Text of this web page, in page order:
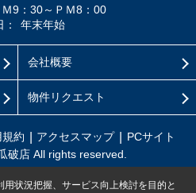
Ｍ9：30～ＰＭ8：00
年末年始
会社概要
物件リクエスト
約 アクセスマップ
PCサイト
破店 All rights reserved.
状況把握、サービス向上検討を目的と